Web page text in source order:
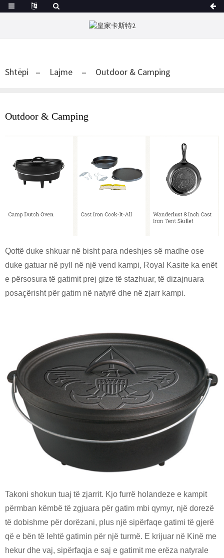
Shtëpi Lajme Outdoor & Camping
Outdoor & Camping
Qoftë duke shkuar në bisht para ndeshjes së madhe ose
duke gatuar në pyll në një vend kampi, Royal Kasite ka enët
e përsosura të gatimit prej gize të stazhuar, të dizajnuara
posaçërisht për gatim në natyrë dhe në zjarr kampi.
Takoni shokun tuaj të zjarrit. Kjo furrë holandeze e kampit
përmban këmbë të zgjuara për gatim mbi qymyr, një dorezë
të dobishme për dorëzani, plus një sipërfaqe gatimi të gjerë
që e bën të lehtë gatimin për një turmë. E krijuar në Kinë me
hekur dhe vaj, sipërfaqja e saj e gatimit me erëza natyrale